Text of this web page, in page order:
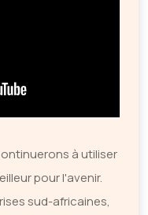
à utiliser
pour l'avenir.
sud-africaines,